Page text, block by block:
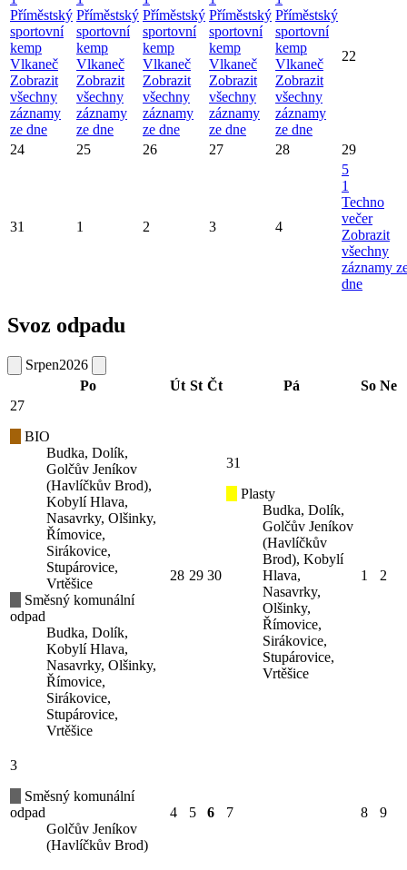
Příměstský
sportovní
kemp
Vlkaneč
Zobrazit
všechny
záznamy
ze dne
Příměstský
sportovní
kemp
Vlkaneč
Zobrazit
všechny
záznamy
ze dne
Příměstský
sportovní
kemp
Vlkaneč
Zobrazit
všechny
záznamy
ze dne
Příměstský
sportovní
kemp
Vlkaneč
Zobrazit
všechny
záznamy
ze dne
Příměstský
sportovní
kemp
Vlkaneč
Zobrazit
všechny
záznamy
ze dne
22
24 25 26 27 28 29
31 1 2 3 4
5
1
Techno
večer
Zobrazit
všechny
záznamy
dne
Svoz odpadu
Srpen2026
Po
Út St Čt Pá So Ne
27
BIO
Budka, Dolík,
Golčův Jeníkov
(Havlíčkův Brod),
Kobylí Hlava,
Nasavrky, Olšinky,
Římovice,
Sirákovice,
Stupárovice,
Vrtěšice
Směsný komunální
odpad
Budka, Dolík,
Kobylí Hlava,
Nasavrky, Olšinky,
Římovice,
Sirákovice,
Stupárovice,
Vrtěšice
28 29 30
31
Plasty
Budka, Dolík,
Golčův Jeníkov
(Havlíčkův
Brod), Kobylí
Hlava,
Nasavrky,
Olšinky,
Římovice,
Sirákovice,
Stupárovice,
Vrtěšice
1 2
3
Směsný komunální
odpad
Golčův Jeníkov
(Havlíčkův Brod)
4 5 6 7 8 9